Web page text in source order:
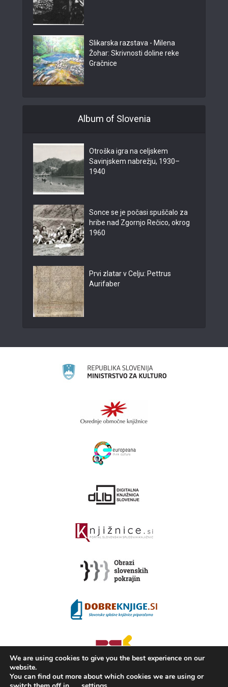
Slikarska razstava - Milena
Žohar: Skrivnosti doline reke
Gračnice
Album of Slovenia
Otroška igra na celjskem
Savinjskem nabrežju, 1930–
1940
Sonce se je počasi spuščalo za
hribe nad Zgornjo Rečico, okrog
1960
Prvi zlatar v Celju: Pettrus
Aurifaber
We are using cookies to give you the best experience on our
website.
You can find out more about which cookies we are using or